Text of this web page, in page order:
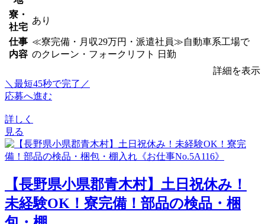
寮・
社宅
あり
仕事
内容
≪寮完備・月収29万円・派遣社員≫自動車系工場で
のクレーン・フォークリフト 日勤
詳細を表示
＼最短45秒で完了／
応募へ進む
詳しく
見る
【長野県小県郡青木村】土日祝休み！
未経験OK！寮完備！部品の検品・梱